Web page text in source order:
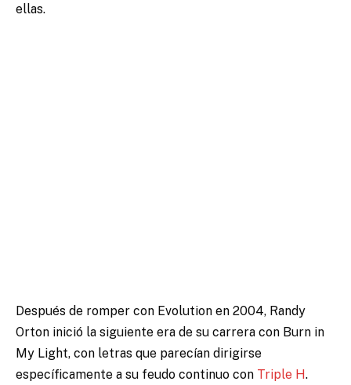
ellas.
Después de romper con Evolution en 2004, Randy
Orton inició la siguiente era de su carrera con Burn in
My Light, con letras que parecían dirigirse
específicamente a su feudo continuo con Triple H.